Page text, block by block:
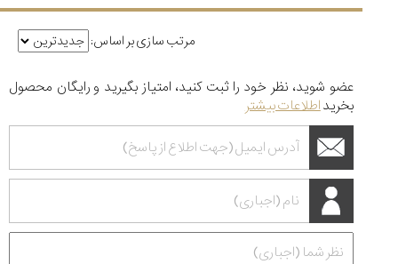
مرتب سازی بر اساس:
عضو شوید، نظر خود را ثبت کنید، امتیاز بگیرید و رایگان محصول
بخریداطلاعات بیشتر